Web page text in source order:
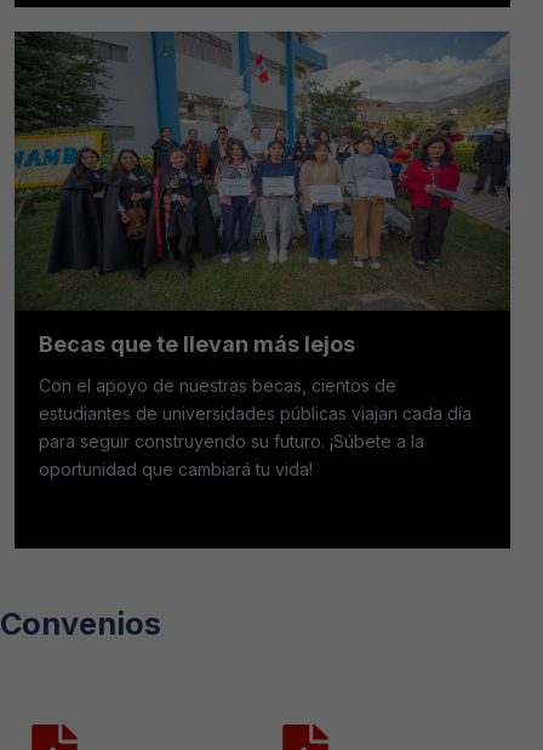
Becas que te llevan más lejos
Con el apoyo de nuestras becas, cientos de
estudiantes de universidades públicas viajan cada día
para seguir construyendo su futuro. ¡Súbete a la
oportunidad que cambiará tu vida!
Convenios